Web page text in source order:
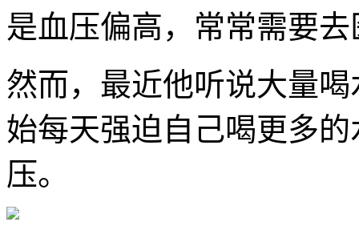
是血压偏高，常常需要
然而，最近他听说大量
始每天强迫自己喝更多
压。